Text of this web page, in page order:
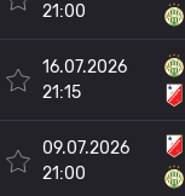
21:00
16.07.2026
21:15
09.07.2026
21:00